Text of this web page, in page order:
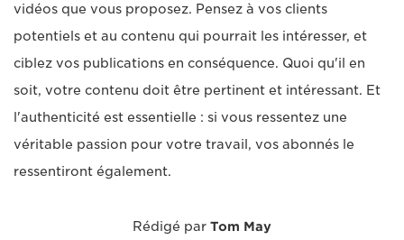
vidéos que vous proposez. Pensez à vos clients
potentiels et au contenu qui pourrait les intéresser, et
ciblez vos publications en conséquence. Quoi qu'il en
soit, votre contenu doit être pertinent et intéressant. Et
l'authenticité est essentielle : si vous ressentez une
véritable passion pour votre travail, vos abonnés le
ressentiront également.
Rédigé par Tom May